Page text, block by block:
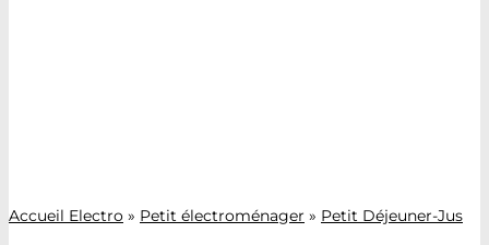
Accueil Electro » Petit électroménager » Petit Déjeuner-Jus